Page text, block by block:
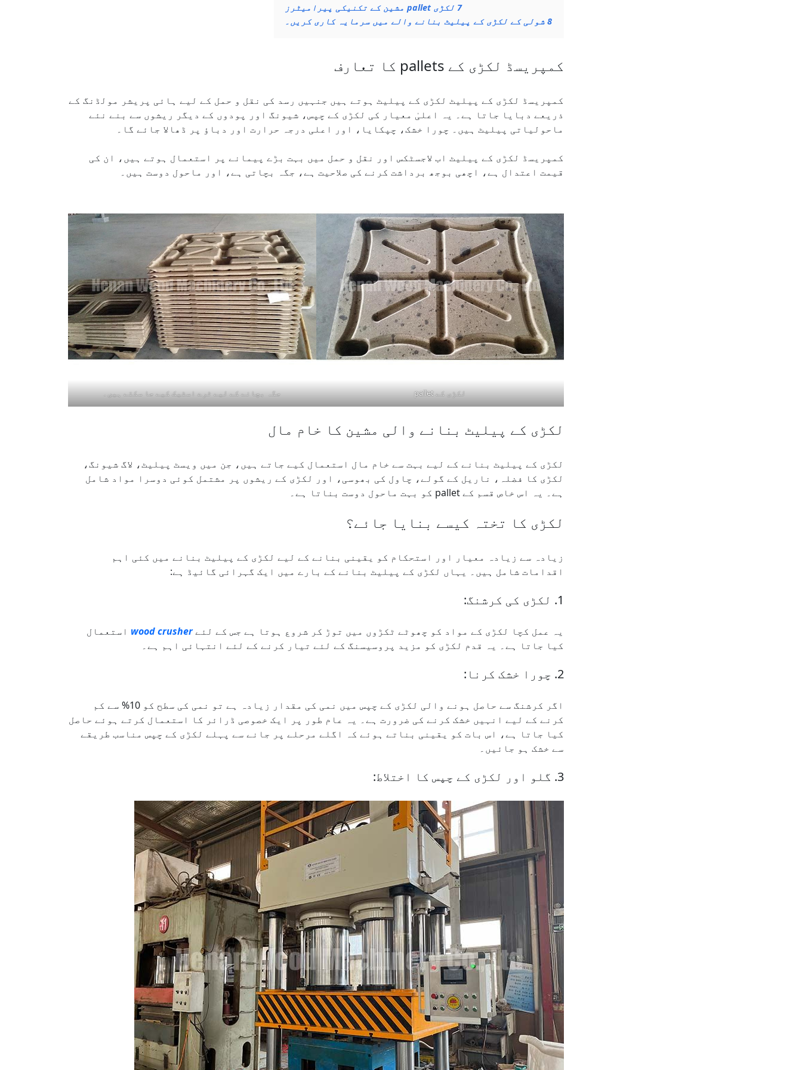
7 لکڑی pallet مشین کے تکنیکی پیرامیٹرز
8 شولی کے لکڑی کے پیلیٹ بنانے والے میں سرمایہ کاری کریں۔
کمپریسڈ لکڑی کے pallets کا تعارف
کمپریسڈ لکڑی کے پیلیٹ لکڑی کے پیلیٹ ہوتے ہیں جنہیں رسد کی نقل و حمل کے لیے ہائی پریشر مولڈنگ کے
ذریعے دبایا جاتا ہے۔ یہ اعلیٰ معیار کی لکڑی کے چپس، شیونگ اور پودوں کے دیگر ریشوں سے بنے نئے
ماحولیاتی پیلیٹ ہیں۔ چورا خشک، چپکایا، اور اعلی درجہ حرارت اور دباؤ پر ڈھالا جائے گا۔
کمپریسڈ لکڑی کے پیلیٹ اب لاجسٹکس اور نقل و حمل میں بہت بڑے پیمانے پر استعمال ہوتے ہیں، ان کی
قیمت اعتدال ہے، اچھی بوجھ برداشت کرنے کی صلاحیت ہے، جگہ بچاتی ہے، اور ماحول دوست ہیں۔
لکڑی کے pallet جگہ بچانے کے لیے ٹرے اسٹیک کیے جا سکتے ہیں۔
لکڑی کے پیلیٹ بنانے والی مشین کا خام مال
لکڑی کے پیلیٹ بنانے کے لیے بہت سے خام مال استعمال کیے جاتے ہیں، جن میں ویسٹ پیلیٹ، لاگ شیونگ،
لکڑی کا فضلہ، ناریل کے گولے، چاول کی بھوسی، اور لکڑی کے ریشوں پر مشتمل کوئی دوسرا مواد شامل
ہے۔ یہ اس خاص قسم کے pallet کو بہت ماحول دوست بناتا ہے۔
لکڑی کا تختہ کیسے بنایا جائے؟
زیادہ سے زیادہ معیار اور استحکام کو یقینی بنانے کے لیے لکڑی کے پیلیٹ بنانے میں کئی اہم
اقدامات شامل ہیں۔ یہاں لکڑی کے پیلیٹ بنانے کے بارے میں ایک گہرائی گائیڈ ہے:
1. لکڑی کی کرشنگ:
یہ عمل کچا لکڑی کے مواد کو چھوٹے ٹکڑوں میں توڑ کر شروع ہوتا ہے جس کے لئےwood crusher استعمال
کیا جاتا ہے۔ یہ قدم لکڑی کو مزید پروسیسنگ کے لئے تیار کرنے کے لئے انتہائی اہم ہے۔
2. چورا خشک کرنا:
اگر کرشنگ سے حاصل ہونے والی لکڑی کے چپس میں نمی کی مقدار زیادہ ہے تو نمی کی سطح کو 10% سے کم
کرنے کے لیے انہیں خشک کرنے کی ضرورت ہے۔ یہ عام طور پر ایک خصوصی ڈرائر کا استعمال کرتے ہوئے حاصل
کیا جاتا ہے، اس بات کو یقینی بناتے ہوئے کہ اگلے مرحلے پر جانے سے پہلے لکڑی کے چپس مناسب طریقے
سے خشک ہو جائیں۔
3. گلو اور لکڑی کے چپس کا اختلاط: